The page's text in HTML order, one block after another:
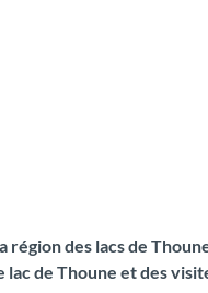
des lacs de
de Thoune et des